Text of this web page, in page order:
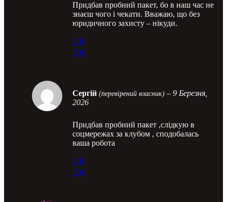
Придбав пробний пакет, бо в наш час не
знаєш чого і чекати. Вважаю, що без
юридичного захисту – нікуди.
0
0
Сергій (перевірений власник) – 9 Березня,
2026
Придбав пробний пакет ,слідкую в
соцмережах за клубом , сподобалась
ваша робота
0
0